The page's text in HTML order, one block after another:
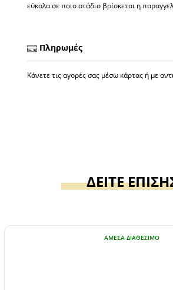
εύκολα σε ποιο στάδιο βρίσκεται η
Πληρωμές
Κάνετε τις αγορές σας μέσω κάρτας ή με
ΔΕΙΤΕ
ΆΜΕΣΑ ΔΙΑΘΈΣΙΜΟ